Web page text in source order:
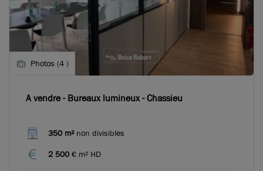
Photos (4 )
A vendre - Bureaux lumineux - Chassieu
350 m²non divisibles
2 500 € m² HD